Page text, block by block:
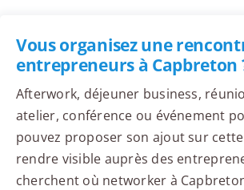
Vous organisez une
entrepreneurs à Capbreton
Afterwork, déjeuner business,
atelier, conférence ou événement
pouvez proposer son ajout sur
rendre visible auprès des
cherchent où networker à